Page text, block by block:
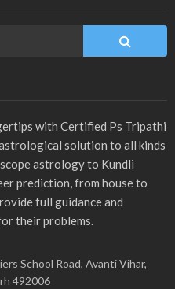
with Certified Ps Tripathi
solution to all kinds
astrology to Kundli
prediction, from house to
full guidance and
their problems.
School Road, Avanti Vihar,
492006